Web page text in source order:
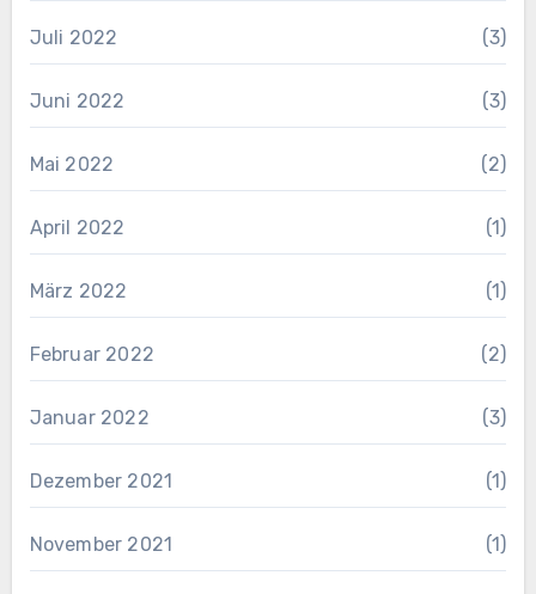
Juli 2022 (3)
Juni 2022 (3)
Mai 2022 (2)
April 2022 (1)
März 2022 (1)
Februar 2022 (2)
Januar 2022 (3)
Dezember 2021 (1)
November 2021 (1)